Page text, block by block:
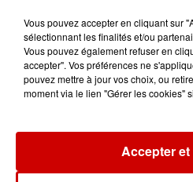
Destination
vous !
Newsletter
Vous pouvez accepter en cliquant sur
sélectionnant les finalités et/ou
Vous pouvez également refuser en
accepter". Vos préférences ne
pouvez mettre à jour vos choix, ou
moment via le lien "Gérer les cookies"
Accepter